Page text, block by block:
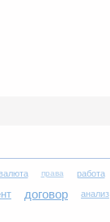
права работа
договор анализ